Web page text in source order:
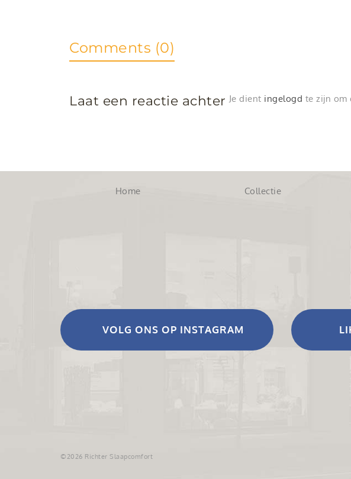
Comments (0)
Laat een reactie achter Je dient ingelogd te zijn om
Home Collectie
VOLG ONS OP INSTAGRAM
©2026 Richter Slaapcomfort